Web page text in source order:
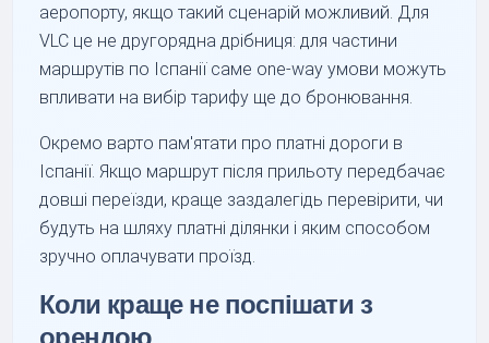
аеропорту, якщо такий сценарій можливий. Для
VLC це не другорядна дрібниця: для частини
маршрутів по Іспанії саме one-way умови можуть
впливати на вибір тарифу ще до бронювання.
Окремо варто пам'ятати про платні дороги в
Іспанії. Якщо маршрут після прильоту передбачає
довші переїзди, краще заздалегідь перевірити, чи
будуть на шляху платні ділянки і яким способом
зручно оплачувати проїзд.
Коли краще не поспішати з
орендою